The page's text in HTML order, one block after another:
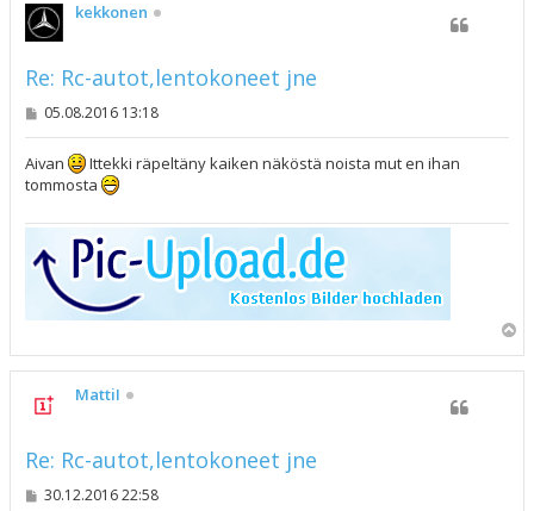
kekkonen
Re: Rc-autot,lentokoneet jne
V
e
s
t
i
05.08.2016 13:18
Aivan
Ittekki räpeltäny kaiken näköstä noista mut en ihan
tommosta
ö
MattiI
Re: Rc-autot,lentokoneet jne
V30.12.2016 22:58